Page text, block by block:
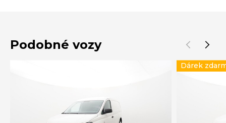
Podobné vozy
Dárek